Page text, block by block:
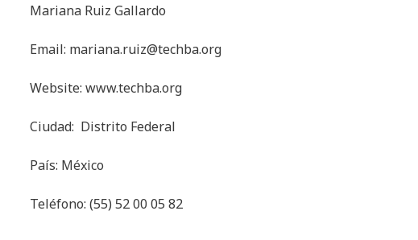
Mariana Ruiz Gallardo
Email: mariana.ruiz@techba.org
Website: www.techba.org
Ciudad: Distrito Federal
País: México
Teléfono: (55) 52 00 05 82